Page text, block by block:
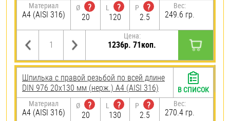
Материал
A4 (AISI 316)
Ø
?
20
L
?
120
P
?
2.5
Вес:
249.6 гр.
Цена:
1236р. 71коп.
Шпилька с правой резьбой по всей длине
DIN 976 20х130 мм (нерж.) A4 (AISI 316)
Материал
A4 (AISI 316)
Ø
?
20
L
?
130
P
?
2.5
Вес:
270.4 гр.
В СПИСОК